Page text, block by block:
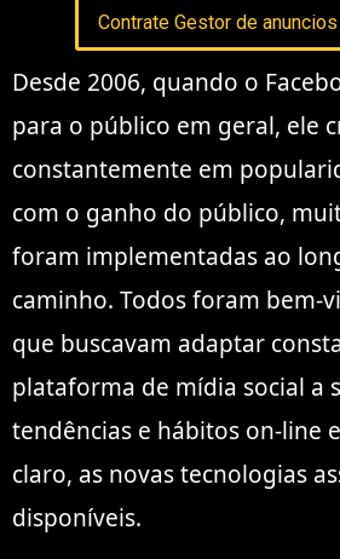
Contrate Gestor de
Desde 2006, quando o
para o público em geral, ele
constantemente em
com o ganho do público,
foram implementadas ao
caminho. Todos foram bem-
que buscavam adaptar
plataforma de mídia social a
tendências e hábitos on-line
claro, as novas tecnologias
disponíveis.